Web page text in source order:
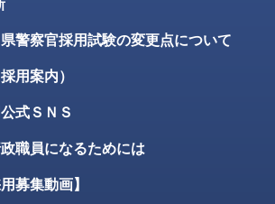
警察官採用試験の変更点について
用案内）
式ＳＮＳ
職員になるためには
募集動画】